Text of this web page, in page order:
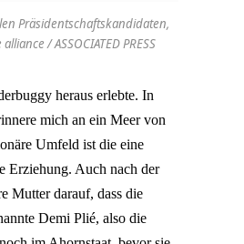
Präsidentschaftskandidaten,
/ ASSOCIATED PRESS
heraus erlebte. In
mich an ein Meer von
Umfeld ist die eine
Erziehung. Auch nach der
Mutter darauf, dass die
Demi Plié, also die